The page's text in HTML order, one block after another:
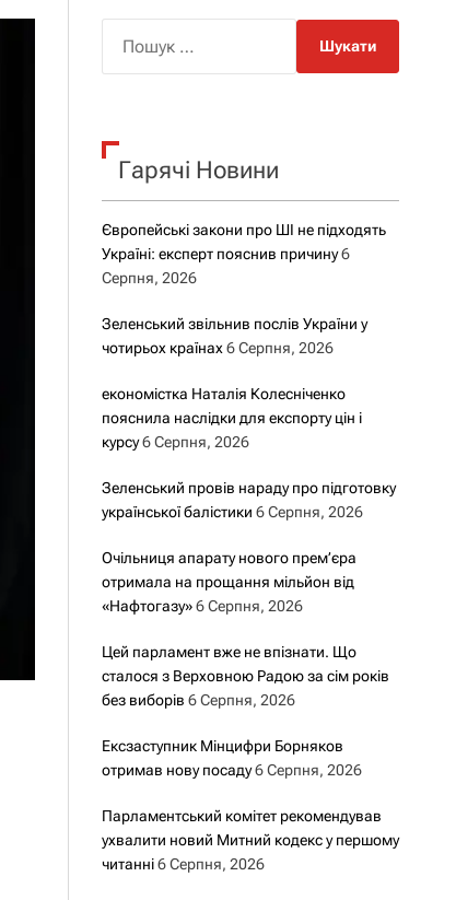
р
о
у
к
Гарячі Новини
Європейські закони про ШІ не підходять
Україні: експерт пояснив причину 6
Серпня, 2026
Зеленський звільнив послів України у
чотирьох країнах 6 Серпня, 2026
економістка Наталія Колесніченко
пояснила наслідки для експорту цін і
курсу 6 Серпня, 2026
Зеленський провів нараду про підготовку
української балістики 6 Серпня, 2026
Очільниця апарату нового прем’єра
отримала на прощання мільйон від
«Нафтогазу» 6 Серпня, 2026
Цей парламент вже не впізнати. Що
сталося з Верховною Радою за сім років
без виборів 6 Серпня, 2026
Ексзаступник Мінцифри Борняков
отримав нову посаду 6 Серпня, 2026
Парламентський комітет рекомендував
ухвалити новий Митний кодекс у першому
читанні 6 Серпня, 2026